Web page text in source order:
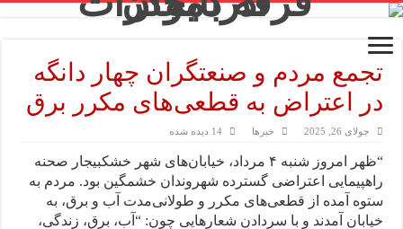
تجمع مردم و صنعتگران چهار دانگه
در اعتراض به قطعی‌های مکرر برق
جولای 26, 2025 خبرها 14 دیده شده
“ظهر امروز شنبه ۴ مرداد، خیابان‌های شهر خشکبیجار صحنه‌
راهپیمایی اعتراضی گسترده‌ شهروندان خشمگین بود. مردم به
ستوه آمده از قطعی‌های مکرر و طولانی‌مدت آب و برق، به
خیابان آمدند و با سردادن شعارهایی چون: “آب، برق، زندگی،